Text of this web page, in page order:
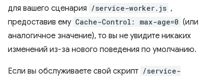
для вашего сценария /service-worker.js ,
предоставив ему Cache-Control: max-age=0 (или
аналогичное значение), то вы не увидите никаких
изменений из-за нового поведения по умолчанию.
Если вы обслуживаете свой скрипт /service-